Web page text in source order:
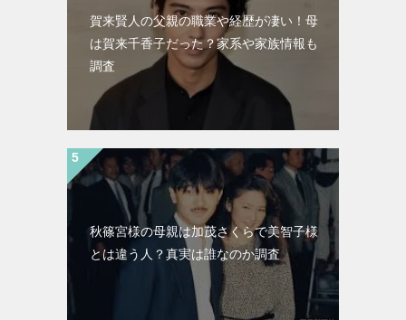
賀来賢人の父親の職業や経歴が凄い！母
は賀来千香子だった？家系や家族情報も
調査
秋篠宮様の母親は加茂さくらで美智子様
とは違う人？真実は誰なのか調査